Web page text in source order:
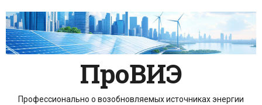
содержимому
ПроВИЭ
Профессионально о возобновляемых источниках энергии